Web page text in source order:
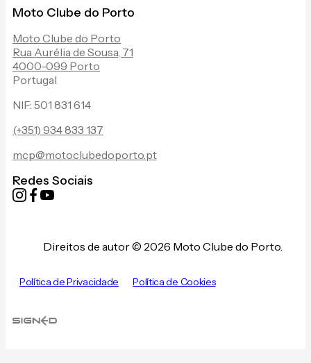
Moto Clube do Porto
Moto Clube do Porto
Rua Aurélia de Sousa, 71
4000-099 Porto
Portugal
NIF: 501 831 614
(+351) 934 833 137
mcp@motoclubedoporto.pt
Redes Sociais
Direitos de autor © 2026 Moto Clube do Porto.
Política de Privacidade Política de Cookies